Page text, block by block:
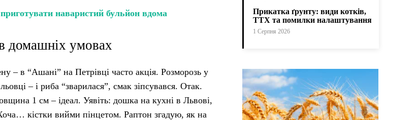
наваристий бульйон вдома
домашніх умовах
– в “Ашані” на Петрівці часто акція. Розморозь у
– і риба “зварилася”, смак зіпсувався. Отак.
1 см – ідеал. Уявіть: дошка на кухні в Львові,
кістки вийми пінцетом. Раптон згадую, як на
Прикатка ґрунту: види котків,
ТТХ та помилки налаштування
1 Серпня 2026